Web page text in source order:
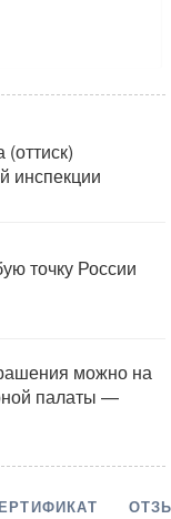
инспекции
точку России
можно на
палаты —